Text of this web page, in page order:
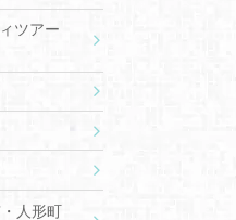
ツアー
人形町